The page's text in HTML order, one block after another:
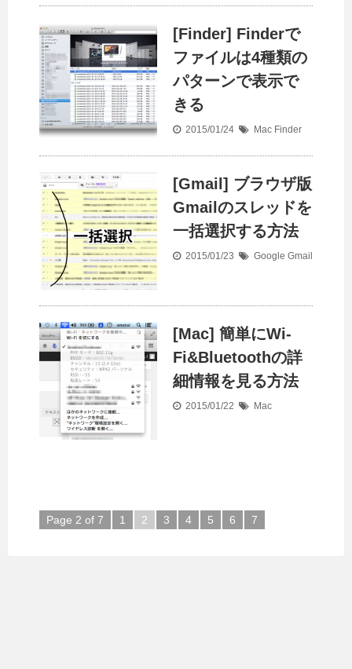
[Finder] Finderで
ファイルは4種類の
パターンで表示で
きる
2015/01/24 Mac Finder
[Gmail] ブラウザ版
Gmailのスレッドを
一括選択する方法
2015/01/23 Google Gmail
[Mac] 簡単にWi-
Fi&Bluetoothの詳
細情報を見る方法
2015/01/22 Mac
Page 2 of 7 1 2 3 4 5 6 7